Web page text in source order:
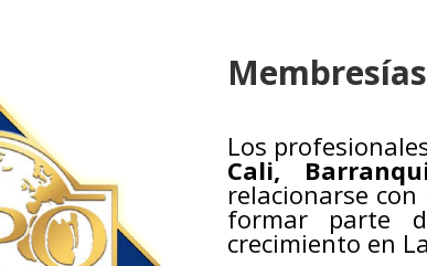
Membresías
Los
Cali,
relacionarse
formar parte
crecimiento en